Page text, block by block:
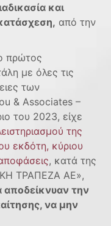
και
από την
πρώτος
με όλες τις
των
& Associates –
του 2023, είχε
της
εκδότη, κύριου
, κατά της
ΤΡΑΠΕΖΑ ΑΕ»,
αποδείκνυαν την
να μην